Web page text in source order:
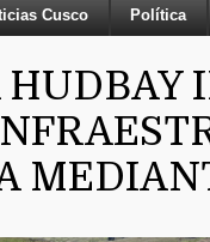
Cusco Política